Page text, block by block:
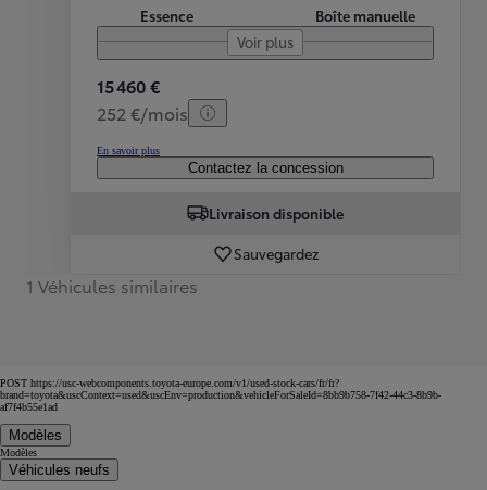
Essence
Boîte manuelle
Voir plus
15 460 €
252 €/mois
En savoir plus
Contactez la concession
Livraison disponible
Sauvegardez
1 Véhicules similaires
POST https://usc-webcomponents.toyota-europe.com/v1/used-stock-cars/fr/fr?
brand=toyota&uscContext=used&uscEnv=production&vehicleForSaleId=8bb9b758-7f42-44c3-8b9b-
af7f4b55e1ad
Modèles
Modèles
Véhicules neufs